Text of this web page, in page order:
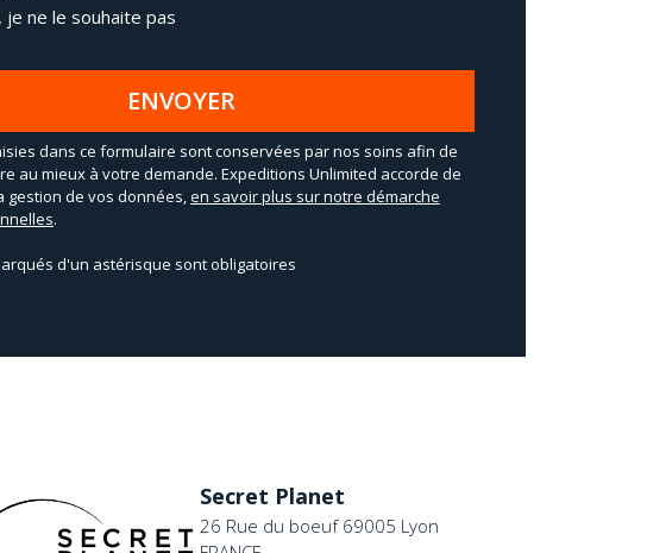
je ne le souhaite pas
ENVOYER
dans ce formulaire sont conservées par nos soins afin de
au mieux à votre demande. Expeditions Unlimited accorde de
gestion de vos données,en savoir plus sur notre démarche
.
d'un astérisque sont obligatoires
Secret Planet
26 Rue du boeuf 69005 Lyon